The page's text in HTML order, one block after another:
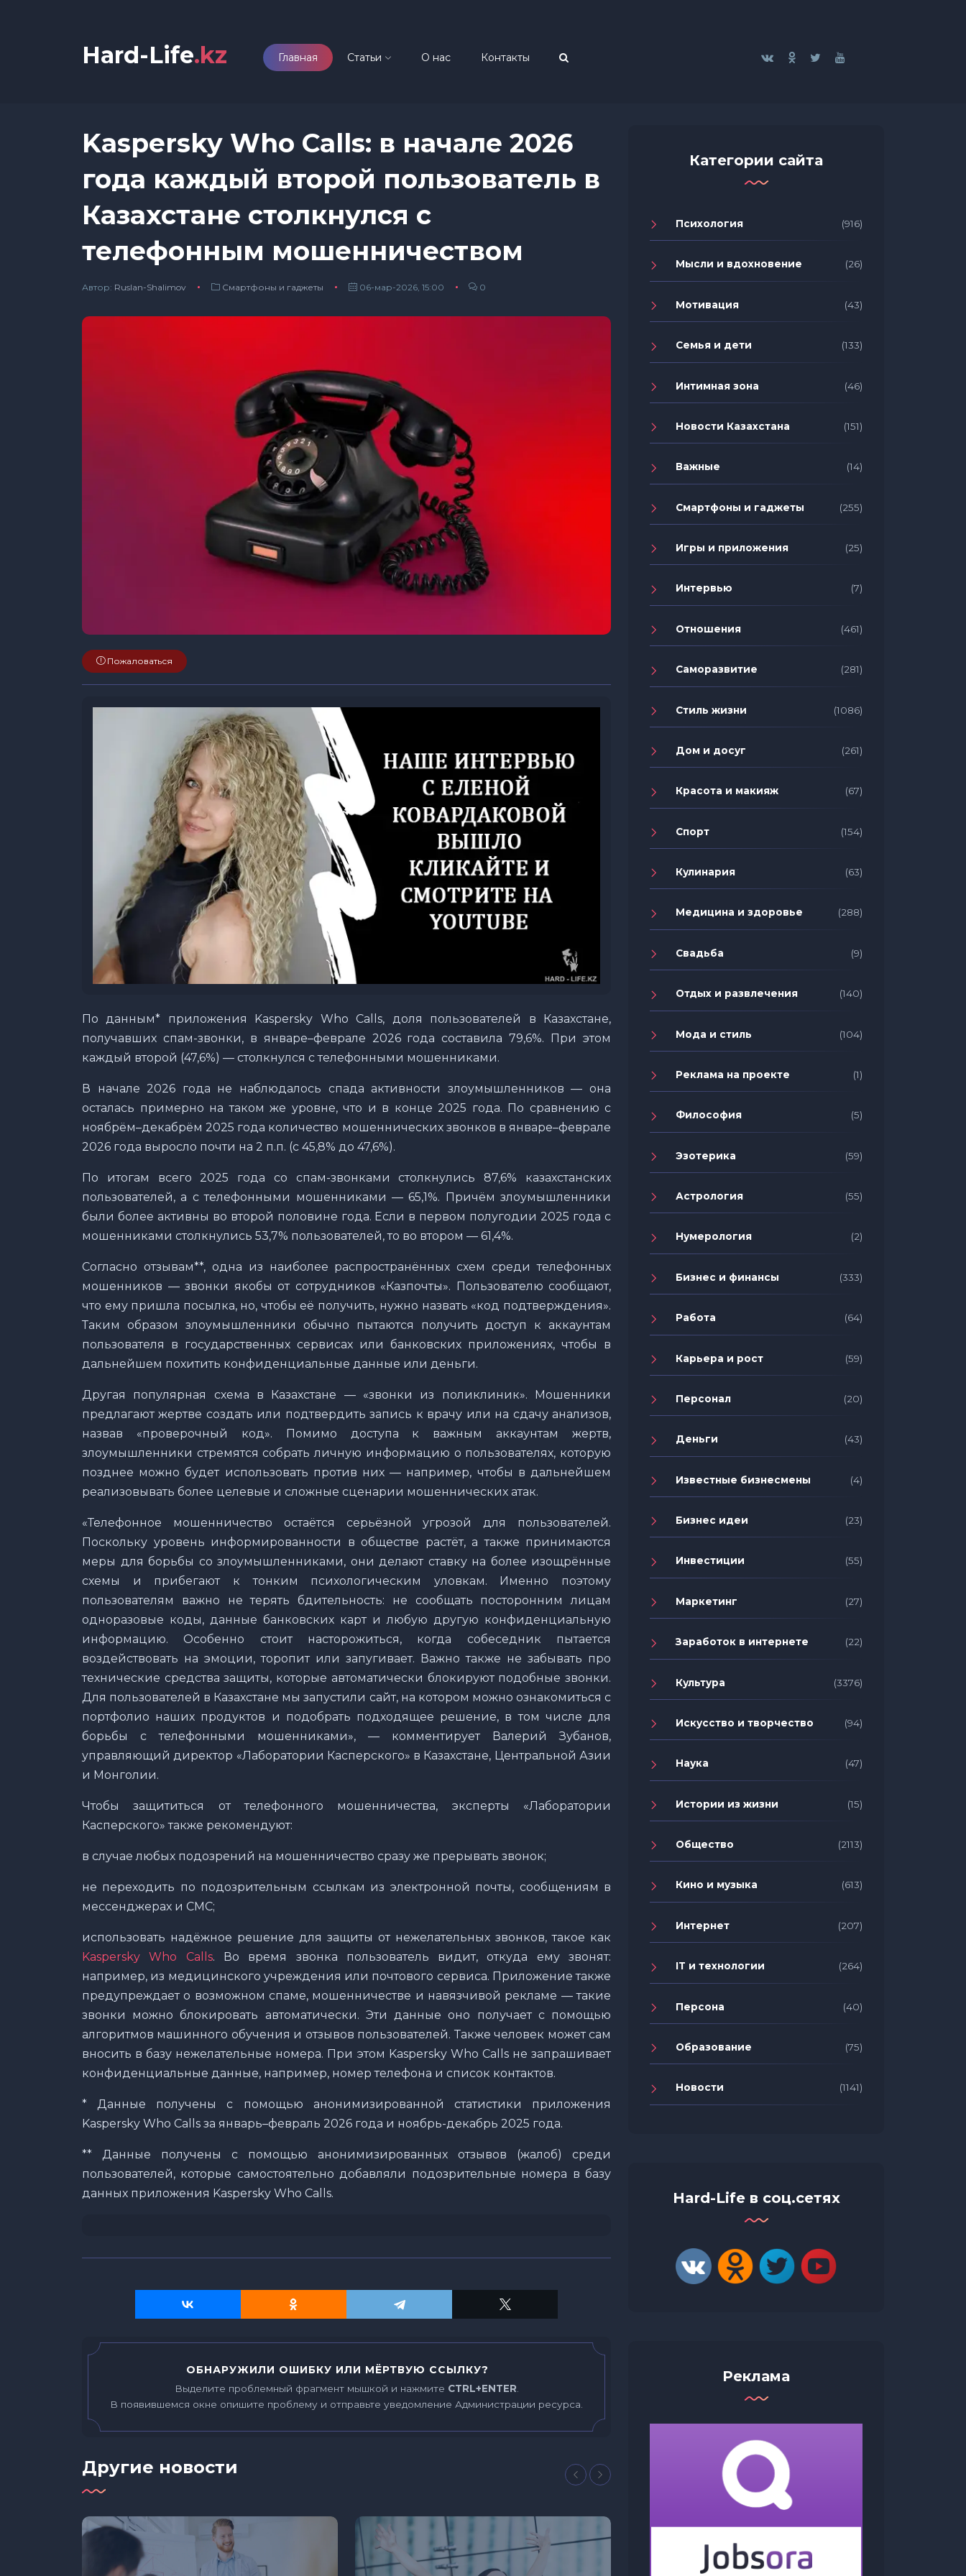
Hard-Life.kz Главная Статьи О нас Контакты
Kaspersky Who Calls: в начале 2026
года каждый второй пользователь в
Казахстане столкнулся с
телефонным мошенничеством
Автор: Ruslan-Shalimov Смартфоны и гаджеты 06-мар-2026, 15:00 0
Пожаловаться
По данным* приложения Kaspersky Who Calls, доля пользователей в Казахстане,
получавших спам-звонки, в январе–феврале 2026 года составила 79,6%. При этом
каждый второй (47,6%) — столкнулся с телефонными мошенниками.
В начале 2026 года не наблюдалось спада активности злоумышленников — она
осталась примерно на таком же уровне, что и в конце 2025 года. По сравнению с
ноябрём–декабрём 2025 года количество мошеннических звонков в январе–феврале
2026 года выросло почти на 2 п.п. (с 45,8% до 47,6%).
По итогам всего 2025 года со спам-звонками столкнулись 87,6% казахстанских
пользователей, а с телефонными мошенниками — 65,1%. Причём злоумышленники
были более активны во второй половине года. Если в первом полугодии 2025 года с
мошенниками столкнулись 53,7% пользователей, то во втором — 61,4%.
Согласно отзывам**, одна из наиболее распространённых схем среди телефонных
мошенников — звонки якобы от сотрудников «Казпочты». Пользователю сообщают,
что ему пришла посылка, но, чтобы её получить, нужно назвать «код подтверждения».
Таким образом злоумышленники обычно пытаются получить доступ к аккаунтам
пользователя в государственных сервисах или банковских приложениях, чтобы в
дальнейшем похитить конфиденциальные данные или деньги.
Другая популярная схема в Казахстане — «звонки из поликлиник». Мошенники
предлагают жертве создать или подтвердить запись к врачу или на сдачу анализов,
назвав «проверочный код». Помимо доступа к важным аккаунтам жертв,
злоумышленники стремятся собрать личную информацию о пользователях, которую
позднее можно будет использовать против них — например, чтобы в дальнейшем
реализовывать более целевые и сложные сценарии мошеннических атак.
«Телефонное мошенничество остаётся серьёзной угрозой для пользователей.
Поскольку уровень информированности в обществе растёт, а также принимаются
меры для борьбы со злоумышленниками, они делают ставку на более изощрённые
схемы и прибегают к тонким психологическим уловкам. Именно поэтому
пользователям важно не терять бдительность: не сообщать посторонним лицам
одноразовые коды, данные банковских карт и любую другую конфиденциальную
информацию. Особенно стоит насторожиться, когда собеседник пытается
воздействовать на эмоции, торопит или запугивает. Важно также не забывать про
технические средства защиты, которые автоматически блокируют подобные звонки.
Для пользователей в Казахстане мы запустили сайт, на котором можно ознакомиться с
портфолио наших продуктов и подобрать подходящее решение, в том числе для
борьбы с телефонными мошенниками», — комментирует Валерий Зубанов,
управляющий директор «Лаборатории Касперского» в Казахстане, Центральной Азии
и Монголии.
Чтобы защититься от телефонного мошенничества, эксперты «Лаборатории
Касперского» также рекомендуют:
в случае любых подозрений на мошенничество сразу же прерывать звонок;
не переходить по подозрительным ссылкам из электронной почты, сообщениям в
мессенджерах и СМС;
использовать надёжное решение для защиты от нежелательных звонков, такое как
Kaspersky Who Calls. Во время звонка пользователь видит, откуда ему звонят:
например, из медицинского учреждения или почтового сервиса. Приложение также
предупреждает о возможном спаме, мошенничестве и навязчивой рекламе — такие
звонки можно блокировать автоматически. Эти данные оно получает с помощью
алгоритмов машинного обучения и отзывов пользователей. Также человек может сам
вносить в базу нежелательные номера. При этом Kaspersky Who Calls не запрашивает
конфиденциальные данные, например, номер телефона и список контактов.
* Данные получены с помощью анонимизированной статистики приложения
Kaspersky Who Calls за январь–февраль 2026 года и ноябрь-декабрь 2025 года.
** Данные получены с помощью анонимизированных отзывов (жалоб) среди
пользователей, которые самостоятельно добавляли подозрительные номера в базу
данных приложения Kaspersky Who Calls.
ОБНАРУЖИЛИ ОШИБКУ ИЛИ МЁРТВУЮ ССЫЛКУ?
Выделите проблемный фрагмент мышкой и нажмите CTRL+ENTER
В появившемся окне опишите проблему и отправьте уведомление Администрации ресурса.
Другие новости
Категории сайта
Психология (916)
Мысли и вдохновение (26)
Мотивация (43)
Семья и дети (133)
Интимная зона (46)
Новости Казахстана (151)
Важные (14)
Смартфоны и гаджеты (255)
Игры и приложения (25)
Интервью (7)
Отношения (461)
Саморазвитие (281)
Стиль жизни (1086)
Дом и досуг (261)
Красота и макияж (67)
Спорт (154)
Кулинария (63)
Медицина и здоровье (288)
Свадьба (9)
Отдых и развлечения (140)
Мода и стиль (104)
Реклама на проекте (1)
Философия (5)
Эзотерика (59)
Астрология (55)
Нумерология (2)
Бизнес и финансы (333)
Работа (64)
Карьера и рост (59)
Персонал (20)
Деньги (43)
Известные бизнесмены (4)
Бизнес идеи (23)
Инвестиции (55)
Маркетинг (27)
Заработок в интернете (22)
Культура (3376)
Искусство и творчество (94)
Наука (47)
Истории из жизни (15)
Общество (2113)
Кино и музыка (613)
Интернет (207)
IT и технологии (264)
Персона (40)
Образование (75)
Новости (1141)
Hard-Life в соц.сетях
Реклама